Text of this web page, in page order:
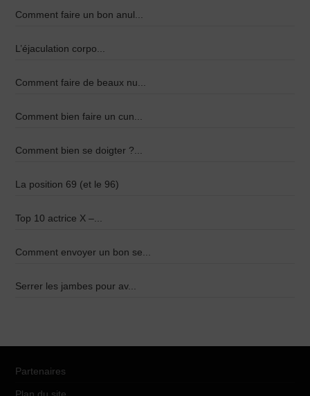
Comment faire un bon anul...
L’éjaculation corpo...
Comment faire de beaux nu...
Comment bien faire un cun...
Comment bien se doigter ?...
La position 69 (et le 96)
Top 10 actrice X –...
Comment envoyer un bon se...
Serrer les jambes pour av...
Partenaires